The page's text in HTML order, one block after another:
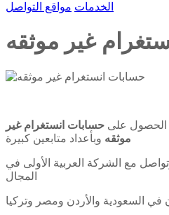
الخدمات مواقع التواصل
غير موثقه
الحصول على حسابات انستغرام غير
موثقه وبأعداد متابعين كبيرة
مع الشركة العربية الأولى في
المجال
السعودية والأردن ومصر وتركيا